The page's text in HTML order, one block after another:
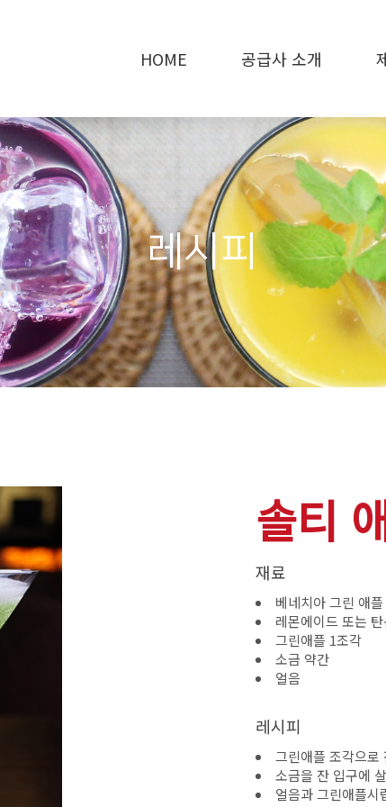
HOME 공급사 소개
레시피
솔티
재료
베네치아 그린 애
레몬에이드 또는
그린애플 1조각
소금 약간
얼음
레시피
그린애플 조각으로
소금을 잔 입구에
얼음과 그린애플시